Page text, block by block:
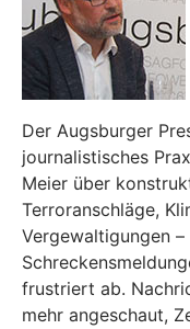
Der Augsburger
journalistisches
Meier über
Terroranschläge,
Vergewaltigungen
frustriert ab.
mehr angeschaut,